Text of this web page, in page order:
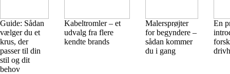
Guide: Sådan
vælger du et
krus, der
passer til din
stil og dit
behov
Kabeltromler – et
udvalg fra flere
kendte brands
Malersprøjter
for begyndere –
sådan kommer
du i gang
En